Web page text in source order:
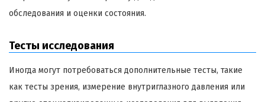
обследования и оценки состояния.
Тесты исследования
Иногда могут потребоваться дополнительные тесты, такие
как тесты зрения, измерение внутриглазного давления или